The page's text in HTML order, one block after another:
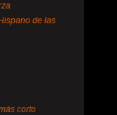
de las
corto